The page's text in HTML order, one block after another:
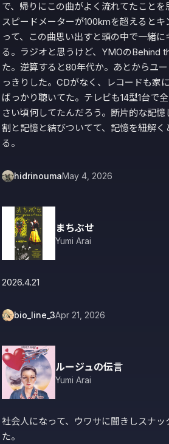
で、帰りにこの曲がよく流れてたことを
スピードメーターが100kmを超えると
って、この曲思い出すと頭の中で一緒
る。ラジオと思うけど、YMOのBehind
た。逆算すると80年代か。あとからユ
っきりした。CDがなく、レコードも家
ばっかり聴いてた。テレビも14型1台で
さい頃何してたんだろう。断片的な記
割と記憶と結びついてて、記憶を紐解く
る。
hidrinoumaMay 4, 2026
まちぶせ
Yumi Arai
2026.4.21
bio_line_3Apr 21, 2026
ルージュの伝言
Yumi Arai
社会人になって、ウワサに聞きしスナ
た。